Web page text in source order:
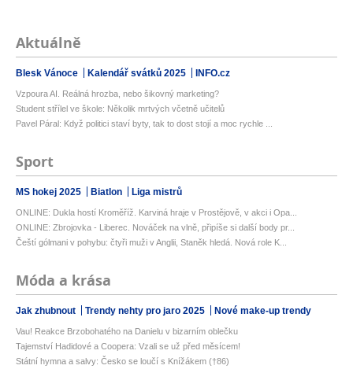
Aktuálně
Blesk Vánoce Kalendář svátků 2025 INFO.cz
Vzpoura AI. Reálná hrozba, nebo šikovný marketing?
Student střílel ve škole: Několik mrtvých včetně učitelů
Pavel Páral: Když politici staví byty, tak to dost stojí a moc rychle ...
Sport
MS hokej 2025 Biatlon Liga mistrů
ONLINE: Dukla hostí Kroměříž. Karviná hraje v Prostějově, v akci i Opa...
ONLINE: Zbrojovka - Liberec. Nováček na vlně, připíše si další body pr...
Čeští gólmani v pohybu: čtyři muži v Anglii, Staněk hledá. Nová role K...
Móda a krása
Jak zhubnout Trendy nehty pro jaro 2025 Nové make-up trendy
Vau! Reakce Brzobohatého na Danielu v bizarním oblečku
Tajemství Hadidové a Coopera: Vzali se už před měsícem!
Státní hymna a salvy: Česko se loučí s Knížákem (†86)